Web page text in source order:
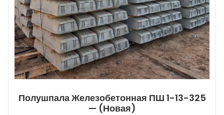
Полушпала Железобетонная ПШ 1-13-325
— (новая)